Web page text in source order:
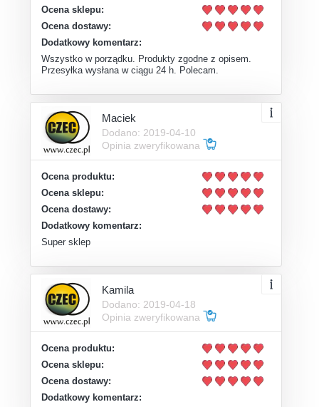
Ocena sklepu:
Ocena dostawy:
Dodatkowy komentarz:
Wszystko w porządku. Produkty zgodne z opisem.
Przesyłka wysłana w ciągu 24 h. Polecam.
Maciek
Dodano: 2019-04-10
Opinia zweryfikowana
Ocena produktu:
Ocena sklepu:
Ocena dostawy:
Dodatkowy komentarz:
Super sklep
Kamila
Dodano: 2019-04-18
Opinia zweryfikowana
Ocena produktu:
Ocena sklepu:
Ocena dostawy:
Dodatkowy komentarz: